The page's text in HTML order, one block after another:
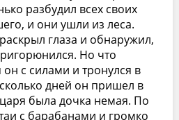
разбудил всех своих
и они ушли из леса.
глаза и обнаружил,
Но что
с силами и тронулся в
дней он пришел в
была дочка немая. По
с барабанами и громко